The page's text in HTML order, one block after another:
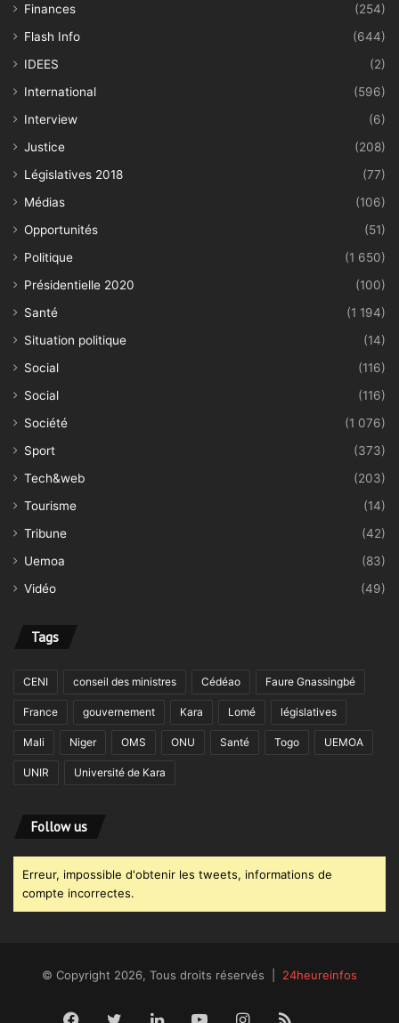
Finances
(254)
Flash Info
(644)
IDEES
(2)
International
(596)
Interview
(6)
Justice
(208)
Législatives 2018
(77)
Médias
(106)
Opportunités
(51)
Politique
(1 650)
Présidentielle 2020
(100)
Santé
(1 194)
Situation politique
(14)
Social
(116)
Social
(116)
Société
(1 076)
Sport
(373)
Tech&web
(203)
Tourisme
(14)
Tribune
(42)
Uemoa
(83)
Vidéo
(49)
Tags
CENI conseil des ministres Cédéao Faure Gnassingbé
France gouvernement Kara Lomé législatives
Mali Niger OMS ONU Santé Togo UEMOA
UNIR Université de Kara
Follow us
Erreur, impossible d'obtenir les tweets, informations de
compte incorrectes.
© Copyright 2026, Tous droits réservés | 24heureinfos
Facebook
TwitterLinkedinYouTubeInstagram